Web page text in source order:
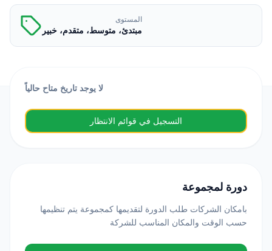
المستوى
مبتدئ، متوسط، متقدم، خبير
لا يوجد تاريخ متاح حالياً
التسجيل في قوائم الانتظار
دورة لمجموعة
بامكان الشركات طلب الدورة لتقديمها كمجموعة يتم تنظيمها
حسب الوقت والمكان المناسب للشركة